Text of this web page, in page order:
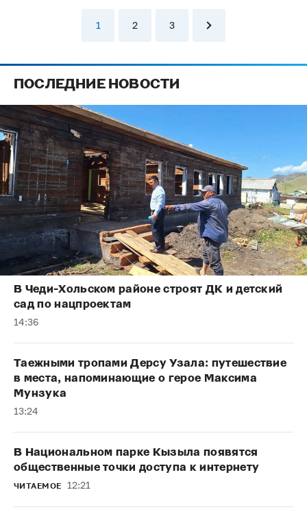
1 2 3
ПОСЛЕДНИЕ НОВОСТИ
В Чеди-Хольском районе строят ДК и детский
сад по нацпроектам
14:36
Таежными тропами Дерсу Узала: путешествие
в места, напоминающие о герое Максима
Мунзука
13:24
В Национальном парке Кызыла появятся
общественные точки доступа к интернету
ЧИТАЕМОЕ 12:21